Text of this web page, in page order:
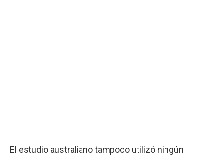
El estudio australiano tampoco utilizó ningún